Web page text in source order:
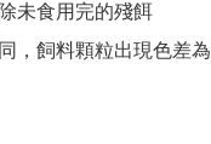
未食用完的殘餌
，飼料顆粒出現色差